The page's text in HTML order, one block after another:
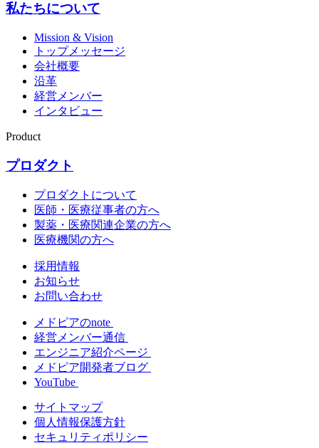
私たちについて
Mission & Vision
トップメッセージ
会社概要
沿革
経営メンバー
インタビュー
Product
プロダクト
プロダクトについて
医師・医療従事者の方へ
製薬・医療関連企業の方へ
医療機関の方へ
採用情報
お知らせ
お問い合わせ
メドピアのnote
経営メンバー通信
エンジニア紹介ページ
メドピア開発者ブログ
YouTube
サイトマップ
個人情報保護方針
セキュリティポリシー